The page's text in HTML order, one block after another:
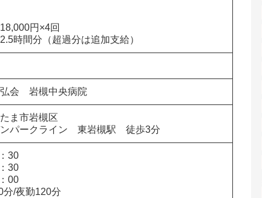
円×4回
時間分（超過分は追加支給）
会　岩槻中央病院
たま市岩槻区
パークライン　東岩槻駅　徒歩3分
30
30
00
分/夜勤120分